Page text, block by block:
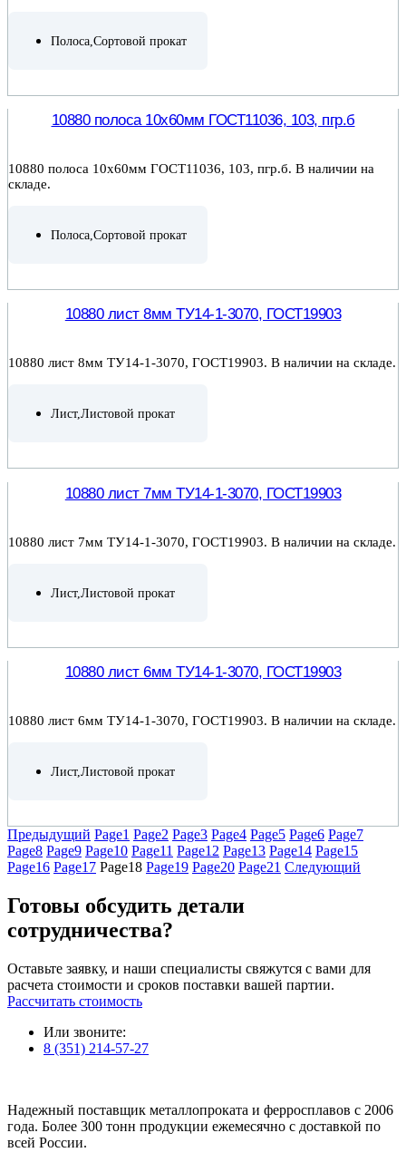
Полоса,Сортовой прокат
10880 полоса 10х60мм ГОСТ11036, 103, пгр.б
10880 полоса 10х60мм ГОСТ11036, 103, пгр.б. В наличии на
складе.
Полоса,Сортовой прокат
10880 лист 8мм ТУ14-1-3070, ГОСТ19903
10880 лист 8мм ТУ14-1-3070, ГОСТ19903. В наличии на складе.
Лист,Листовой прокат
10880 лист 7мм ТУ14-1-3070, ГОСТ19903
10880 лист 7мм ТУ14-1-3070, ГОСТ19903. В наличии на складе.
Лист, Листовой прокат
10880 лист 6мм ТУ14-1-3070, ГОСТ19903
10880 лист 6мм ТУ14-1-3070, ГОСТ19903. В наличии на складе.
Лист, Листовой прокат
Предыдущий Page1 Page2 Page3 Page4 Page5 Page6 Page7
Page8 Page9 Page10 Page11 Page12 Page13 Page14 Page15
Page16 Page17 Page18 Page19 Page20 Page21 Следующий
Готовы обсудить детали
сотрудничества?
Оставьте заявку, и наши специалисты свяжутся с вами для
расчета стоимости и сроков поставки вашей партии.
Рассчитать стоимость
Или звоните:
8 (351) 214-57-27
Надежный поставщик металлопроката и ферросплавов с 2006
года. Более 300 тонн продукции ежемесячно с доставкой по
всей России.